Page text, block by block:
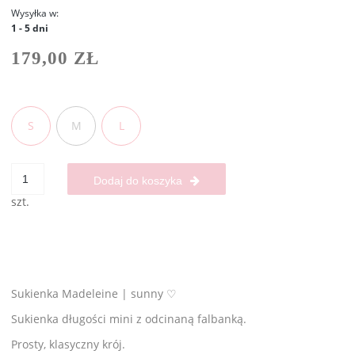
Wysyłka w:
1 - 5 dni
179,00 ZŁ
S M L
szt.
Dodaj do koszyka
Sukienka Madeleine | sunny ♡
Sukienka długości mini z odcinaną falbanką.
Prosty, klasyczny krój.